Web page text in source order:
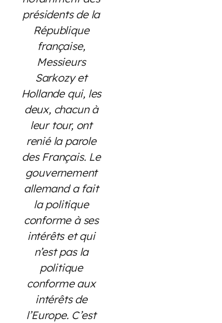
présidents de la
République
française,
Messieurs
Sarkozy et
Hollande qui, les
deux, chacun à
leur tour, ont
renié la parole
des Français. Le
gouvernement
allemand a fait
la politique
conforme à ses
intérêts et qui
n’est pas la
politique
conforme aux
intérêts de
l’Europe. C’est